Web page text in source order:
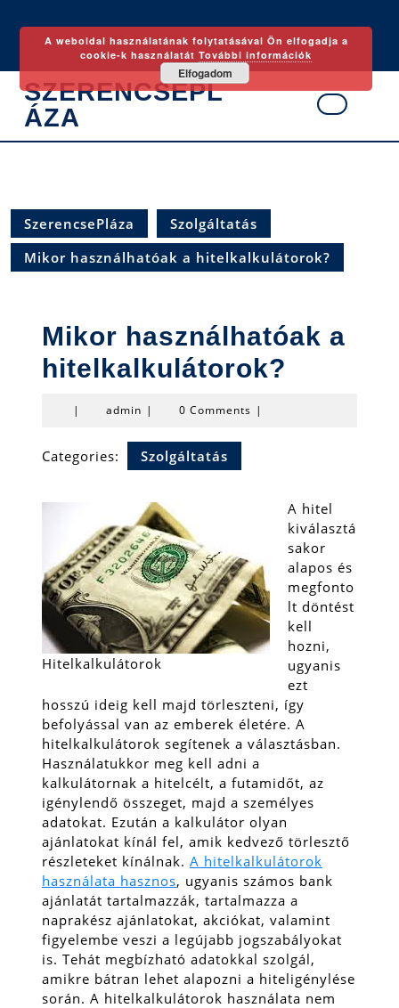
content
SZERENCSEPL
ÁZA
Open
SzerencsePláza
Szolgáltatás
Mikor használhatóak a hitelkalkulátorok?
Mikor használhatóak a
hitelkalkulátorok?
| admin admin
| 0 Comments |
Categories: Szolgáltatás
Hitelkalkulátorok
A hitel
kiválasztá
sakor
alapos és
megfonto
lt döntést
kell
hozni,
ugyanis
ezt
hosszú ideig kell majd törleszteni, így
befolyással van az emberek életére. A
hitelkalkulátorok segítenek a választásban.
Használatukkor meg kell adni a
kalkulátornak a hitelcélt, a futamidőt, az
igénylendő összeget, majd a személyes
adatokat. Ezután a kalkulátor olyan
ajánlatokat kínál fel, amik kedvező törlesztő
részleteket kínálnak. A hitelkalkulátorok
használata hasznos, ugyanis számos bank
ajánlatát tartalmazzák, tartalmazza a
naprakész ajánlatokat, akciókat, valamint
figyelembe veszi a legújabb jogszabályokat
is. Tehát megbízható adatokkal szolgál,
amikre bátran lehet alapozni a hiteligénylése
során. A hitelkalkulátorok használata nem
A weboldal használatának folytatásával Ön elfogadja a
cookie-k használatátTovábbi információk
Elfogadom